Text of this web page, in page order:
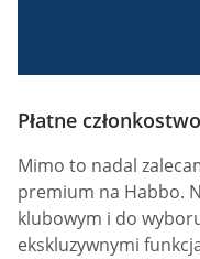
Płatne członkostwo
Mimo to nadal
premium na Habbo.
klubowym i do
ekskluzywnymi